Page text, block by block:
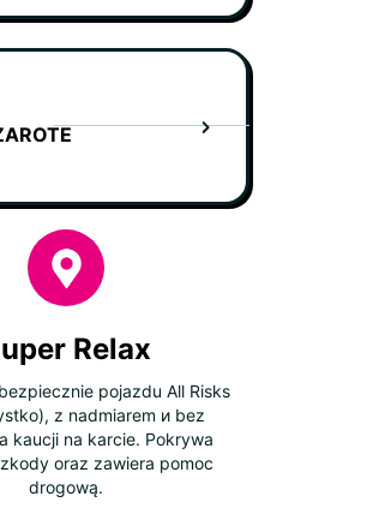
Relax
pojazdu All Risks
z nadmiarem и bez
kaucji na karcie. Pokrywa
oraz zawiera pomoc
drogową.